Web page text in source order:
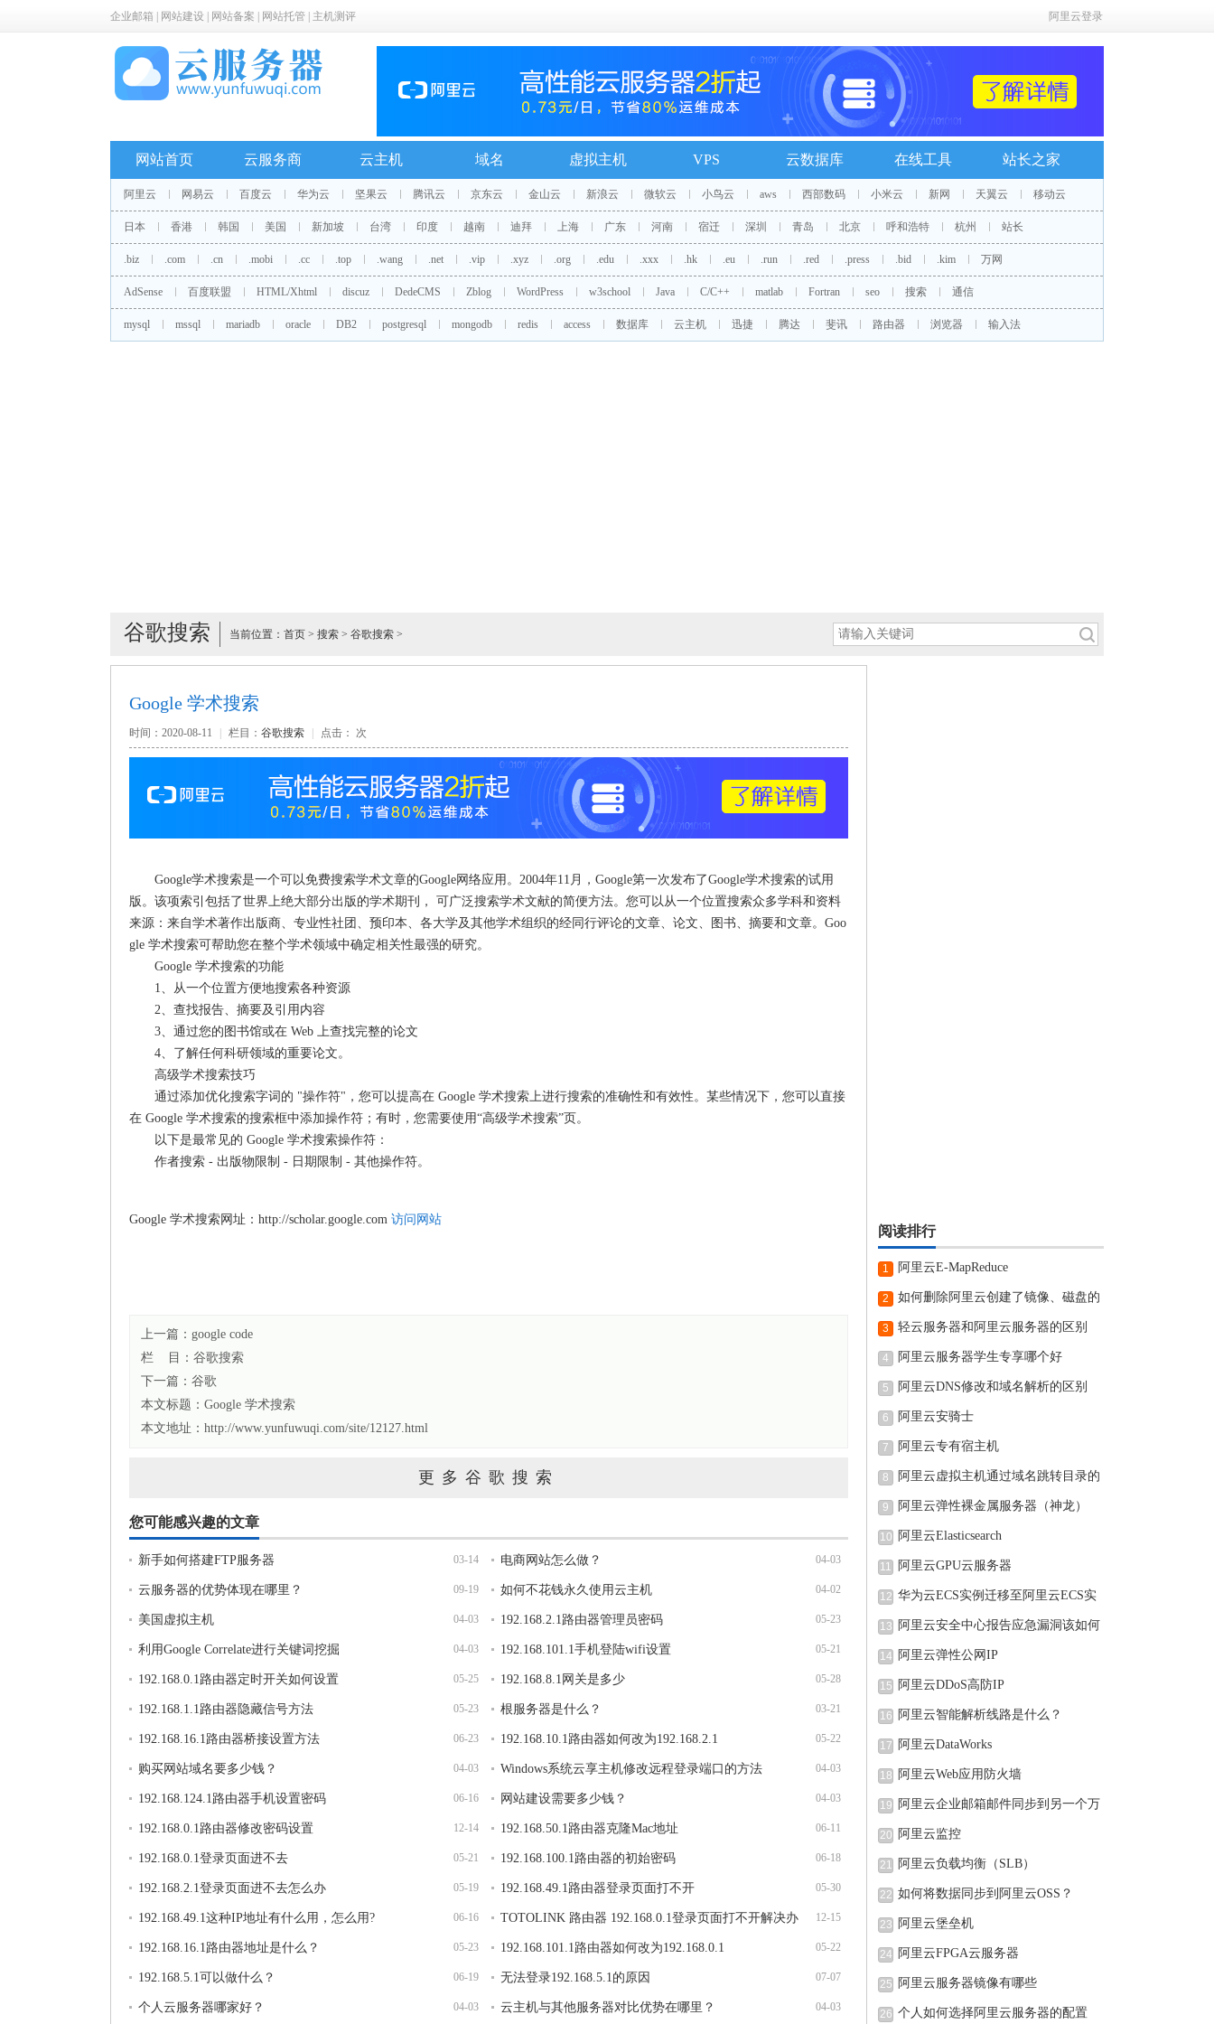
企业邮箱 网站建设 网站备案 网站托管 主机测评 阿里云登录
网站首页 云服务商 云主机 域名 虚拟主机 VPS 云数据库 在线工具 站长之家
阿里云 网易云 百度云 华为云 坚果云 腾讯云 京东云 金山云 新浪云 微软云 小鸟云 aws 西部数码 小米云 新网 天翼云 移动云
日本 香港 韩国 美国 新加坡 台湾 印度 越南 迪拜 上海 广东 河南 宿迁 深圳 青岛 北京 呼和浩特 杭州 站长
.biz .com .cn .mobi .cc .top .wang .net .vip .xyz .org .edu .xxx .hk .eu .run .red .press .bid .kim 万网
AdSense 百度联盟 HTML/Xhtml discuz DedeCMS Zblog WordPress w3school Java C/C++ matlab Fortran seo 搜索 通信
mysql mssql mariadb oracle DB2 postgresql mongodb redis access 数据库 云主机 迅捷 腾达 斐讯 路由器 浏览器 输入法
谷歌搜索 当前位置： 首页 > 搜索 > 谷歌搜索 >
Google 学术搜索
时间：2020-08-11 栏目： 谷歌搜索 点击： 次
Google学术搜索是一个可以免费搜索学术文章的Google网络应用。2004年11月，Google第一次发布了Google学术搜索的试用
版。该项索引包括了世界上绝大部分出版的学术期刊， 可广泛搜索学术文献的简便方法。您可以从一个位置搜索众多学科和资料
来源：来自学术著作出版商、专业性社团、预印本、各大学及其他学术组织的经同行评论的文章、论文、图书、摘要和文章。Goo
gle 学术搜索可帮助您在整个学术领域中确定相关性最强的研究。
Google 学术搜索的功能
1、从一个位置方便地搜索各种资源
2、查找报告、摘要及引用内容
3、通过您的图书馆或在 Web 上查找完整的论文
4、了解任何科研领域的重要论文。
高级学术搜索技巧
通过添加优化搜索字词的 "操作符"，您可以提高在 Google 学术搜索上进行搜索的准确性和有效性。某些情况下，您可以直接
在 Google 学术搜索的搜索框中添加操作符；有时，您需要使用“高级学术搜索”页。
以下是最常见的 Google 学术搜索操作符：
作者搜索 - 出版物限制 - 日期限制 - 其他操作符。
Google 学术搜索网址：http://scholar.google.com 访问网站
上一篇： google code
栏 目： 谷歌搜索
下一篇： 谷歌
本文标题： Google 学术搜索
本文地址：http://www.yunfuwuqi.com/site/12127.html
更多谷歌搜索
您可能感兴趣的文章
03-14
新手如何搭建FTP服务器 04-03
电商网站怎么做？
09-19
云服务器的优势体现在哪里？ 04-02
如何不花钱永久使用云主机
04-03
美国虚拟主机 05-23
192.168.2.1路由器管理员密码
04-03
利用Google Correlate进行关键词挖掘 05-21
192.168.101.1手机登陆wifi设置
05-25
192.168.0.1路由器定时开关如何设置 05-28
192.168.8.1网关是多少
05-23
192.168.1.1路由器隐藏信号方法 03-21
根服务器是什么？
06-23
192.168.16.1路由器桥接设置方法 05-22
192.168.10.1路由器如何改为192.168.2.1
04-03
购买网站域名要多少钱？ 04-03
Windows系统云享主机修改远程登录端口的方法
06-16
192.168.124.1路由器手机设置密码 04-03
网站建设需要多少钱？
12-14
192.168.0.1路由器修改密码设置 06-11
192.168.50.1路由器克隆Mac地址
05-21
192.168.0.1登录页面进不去 06-18
192.168.100.1路由器的初始密码
05-19
192.168.2.1登录页面进不去怎么办 05-30
192.168.49.1路由器登录页面打不开
06-16
192.168.49.1这种IP地址有什么用，怎么用? 12-15
TOTOLINK 路由器 192.168.0.1登录页面打不开解决办
法
05-23
192.168.16.1路由器地址是什么？ 05-22
192.168.101.1路由器如何改为192.168.0.1
06-19
192.168.5.1可以做什么？ 07-07
无法登录192.168.5.1的原因
04-03
个人云服务器哪家好？ 04-03
云主机与其他服务器对比优势在哪里？
阅读排行
1 阿里云E-MapReduce
2 如何删除阿里云创建了镜像、磁盘的
3 轻云服务器和阿里云服务器的区别
4 阿里云服务器学生专享哪个好
5 阿里云DNS修改和域名解析的区别
6 阿里云安骑士
7 阿里云专有宿主机
8 阿里云虚拟主机通过域名跳转目录的
9 阿里云弹性裸金属服务器（神龙）
10 阿里云Elasticsearch
11 阿里云GPU云服务器
12 华为云ECS实例迁移至阿里云ECS实
例的
13 阿里云安全中心报告应急漏洞该如何
14 阿里云弹性公网IP
15 阿里云DDoS高防IP
16 阿里云智能解析线路是什么？
17 阿里云DataWorks
18 阿里云Web应用防火墙
19 阿里云企业邮箱邮件同步到另一个万
20 阿里云监控
21 阿里云负载均衡（SLB）
22 如何将数据同步到阿里云OSS？
23 阿里云堡垒机
24 阿里云FPGA云服务器
25 阿里云服务器镜像有哪些
26 个人如何选择阿里云服务器的配置